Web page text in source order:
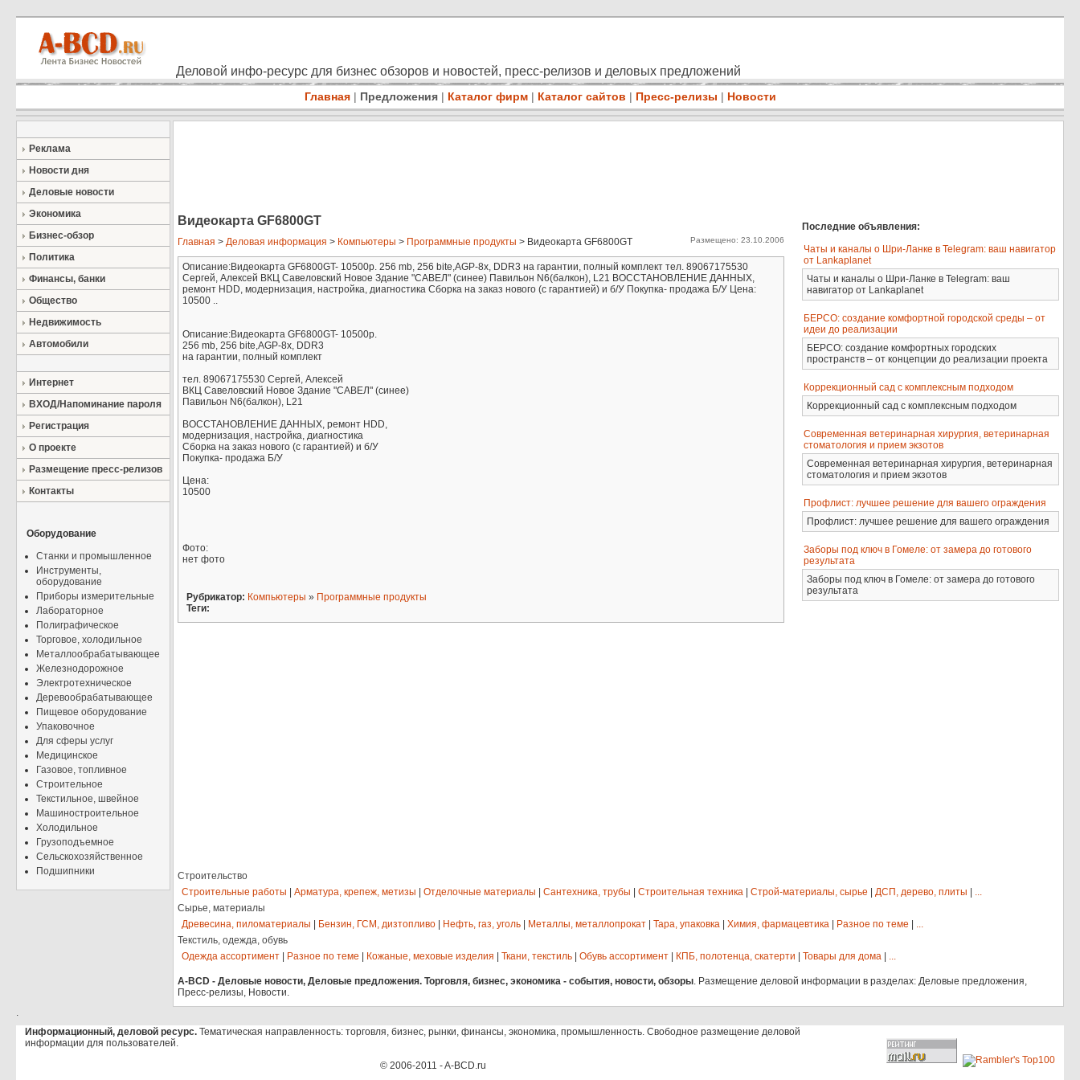
Деловой инфо-ресурс для бизнес обзоров и новостей, пресс-релизов и деловых предложений
Главная | Предложения | Каталог фирм | Каталог сайтов | Пресс-релизы | Новости
Реклама
Новости дня
Деловые новости
Экономика
Бизнес-обзор
Политика
Финансы, банки
Общество
Недвижимость
Автомобили
Интернет
ВХОД/Напоминание пароля
Регистрация
О проекте
Размещение пресс-релизов
Контакты
Оборудование
Станки и промышленное
Инструменты,
оборудование
Приборы измерительные
Лабораторное
Полиграфическое
Торговое, холодильное
Металлообрабатывающее
Железнодорожное
Электротехническое
Деревообрабатывающее
Пищевое оборудование
Упаковочное
Для сферы услуг
Медицинское
Газовое, топливное
Строительное
Текстильное, швейное
Машиностроительное
Холодильное
Грузоподъемное
Сельскохозяйственное
Подшипники
Видеокарта GF6800GT
Главная > Деловая информация > Компьютеры > Программные продукты > Видеокарта GF6800GT Размещено: 23.10.2006
Описание:Видеокарта GF6800GT- 10500р. 256 mb, 256 bite,AGP-8x, DDR3 на гарантии, полный комплект тел. 89067175530
Сергей, Алексей ВКЦ Савеловский Новое Здание "САВЕЛ" (синее) Павильон N6(балкон), L21 ВОССТАНОВЛЕНИЕ ДАННЫХ,
ремонт HDD, модернизация, настройка, диагностика Сборка на заказ нового (с гарантией) и б/У Покупка- продажа Б/У Цена:
10500 ..
Описание:Видеокарта GF6800GT- 10500р.
256 mb, 256 bite,AGP-8x, DDR3
на гарантии, полный комплект
тел. 89067175530 Сергей, Алексей
ВКЦ Савеловский Новое Здание "САВЕЛ" (синее)
Павильон N6(балкон), L21
ВОССТАНОВЛЕНИЕ ДАННЫХ, ремонт HDD,
модернизация, настройка, диагностика
Сборка на заказ нового (с гарантией) и б/У
Покупка- продажа Б/У
Цена:
10500
Фото:
нет фото
Рубрикатор: Компьютеры » Программные продукты
Теги:
Последние объявления:
Чаты и каналы о Шри-Ланке в Telegram: ваш навигатор
от Lankaplanet
Чаты и каналы о Шри-Ланке в Telegram: ваш
навигатор от Lankaplanet
БЕРСО: создание комфортной городской среды – от
идеи до реализации
БЕРСО: создание комфортных городских
пространств – от концепции до реализации проекта
Коррекционный сад с комплексным подходом
Коррекционный сад с комплексным подходом
Современная ветеринарная хирургия, ветеринарная
стоматология и прием экзотов
Современная ветеринарная хирургия, ветеринарная
стоматология и прием экзотов
Профлист: лучшее решение для вашего ограждения
Профлист: лучшее решение для вашего ограждения
Заборы под ключ в Гомеле: от замера до готового
результата
Заборы под ключ в Гомеле: от замера до готового
результата
Строительство
Строительные работы
Арматура, крепеж, метизы Отделочные материалы Сантехника, трубы Строительная техника Строй-материалы, сырье ДСП, дерево, плиты
...
Сырье, материалы
Древесина, пиломатериалы
Бензин, ГСМ, дизтопливо Нефть, газ, уголь Металлы, металлопрокат Тара, упаковка Химия, фармацевтика Разное по теме
...
Текстиль, одежда, обувь
Одежда ассортимент
Разное по теме Кожаные, меховые изделия Ткани, текстиль Обувь ассортимент КПБ, полотенца, скатерти Товары для дома ...
A-BCD - Деловые новости, Деловые предложения. Торговля, бизнес, экономика - события, новости, обзоры. Размещение деловой информации в разделах: Деловые предложения,
Пресс-релизы, Новости.
.
Информационный, деловой ресурс. Тематическая направленность: торговля, бизнес, рынки, финансы, экономика, промышленность. Свободное размещение деловой
информации для пользователей.
© 2006-2011 - A-BCD.ru